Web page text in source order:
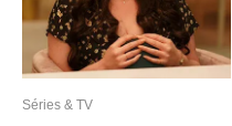
Séries & TV